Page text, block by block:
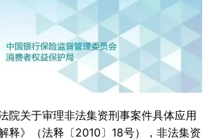
院关于审理非法集资刑事案件具体应用
释》（法释〔2010〕18号），非法集资